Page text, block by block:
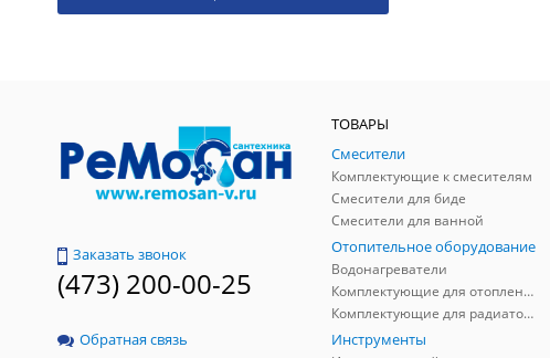
Заказать звонок
(473) 200-00-25
Обратная связь
ТОВАРЫ
Смесители
Комплектующие к смесителям
Смесители для биде
Смесители для ванной
Отопительное оборудование
Водонагреватели
Комплектующие для отопления
Комплектующие для радиаторов
Инструменты